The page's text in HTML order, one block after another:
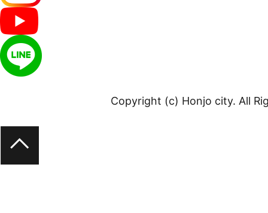
Copyright (c) Honjo city. All